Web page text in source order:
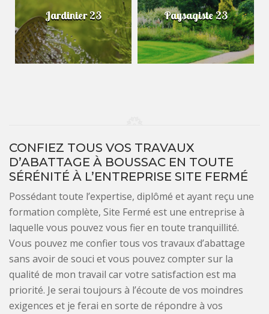
Jardinier 23 Paysagiste 23
CONFIEZ TOUS VOS TRAVAUX
D’ABATTAGE À BOUSSAC EN TOUTE
SÉRÉNITÉ À L’ENTREPRISE SITE FERMÉ
Possédant toute l’expertise, diplômé et ayant reçu une
formation complète, Site Fermé est une entreprise à
laquelle vous pouvez vous fier en toute tranquillité.
Vous pouvez me confier tous vos travaux d’abattage
sans avoir de souci et vous pouvez compter sur la
qualité de mon travail car votre satisfaction est ma
priorité. Je serai toujours à l’écoute de vos moindres
exigences et je ferai en sorte de répondre à vos